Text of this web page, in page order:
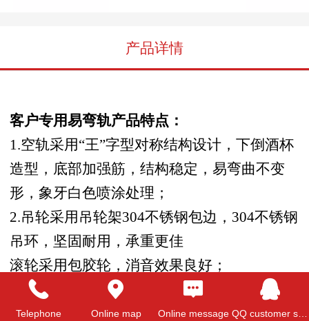
产品详情
客户专用易弯轨产品特点：
1.空轨采用“王”字型对称结构设计，下倒酒杯
造型，底部加强筋，结构稳定，易弯曲不变
形，象牙白色喷涂处理；
2.吊轮采用吊轮架304不锈钢包边，304不锈钢
吊环，坚固耐用，承重更佳
滚轮采用包胶轮，消音效果良好；
3.封口采用锌合金电镀处理，整体感觉时尚高
档，结构厚实，耐冲击，防腐蚀，体验更佳；
Telephone Online map Online message